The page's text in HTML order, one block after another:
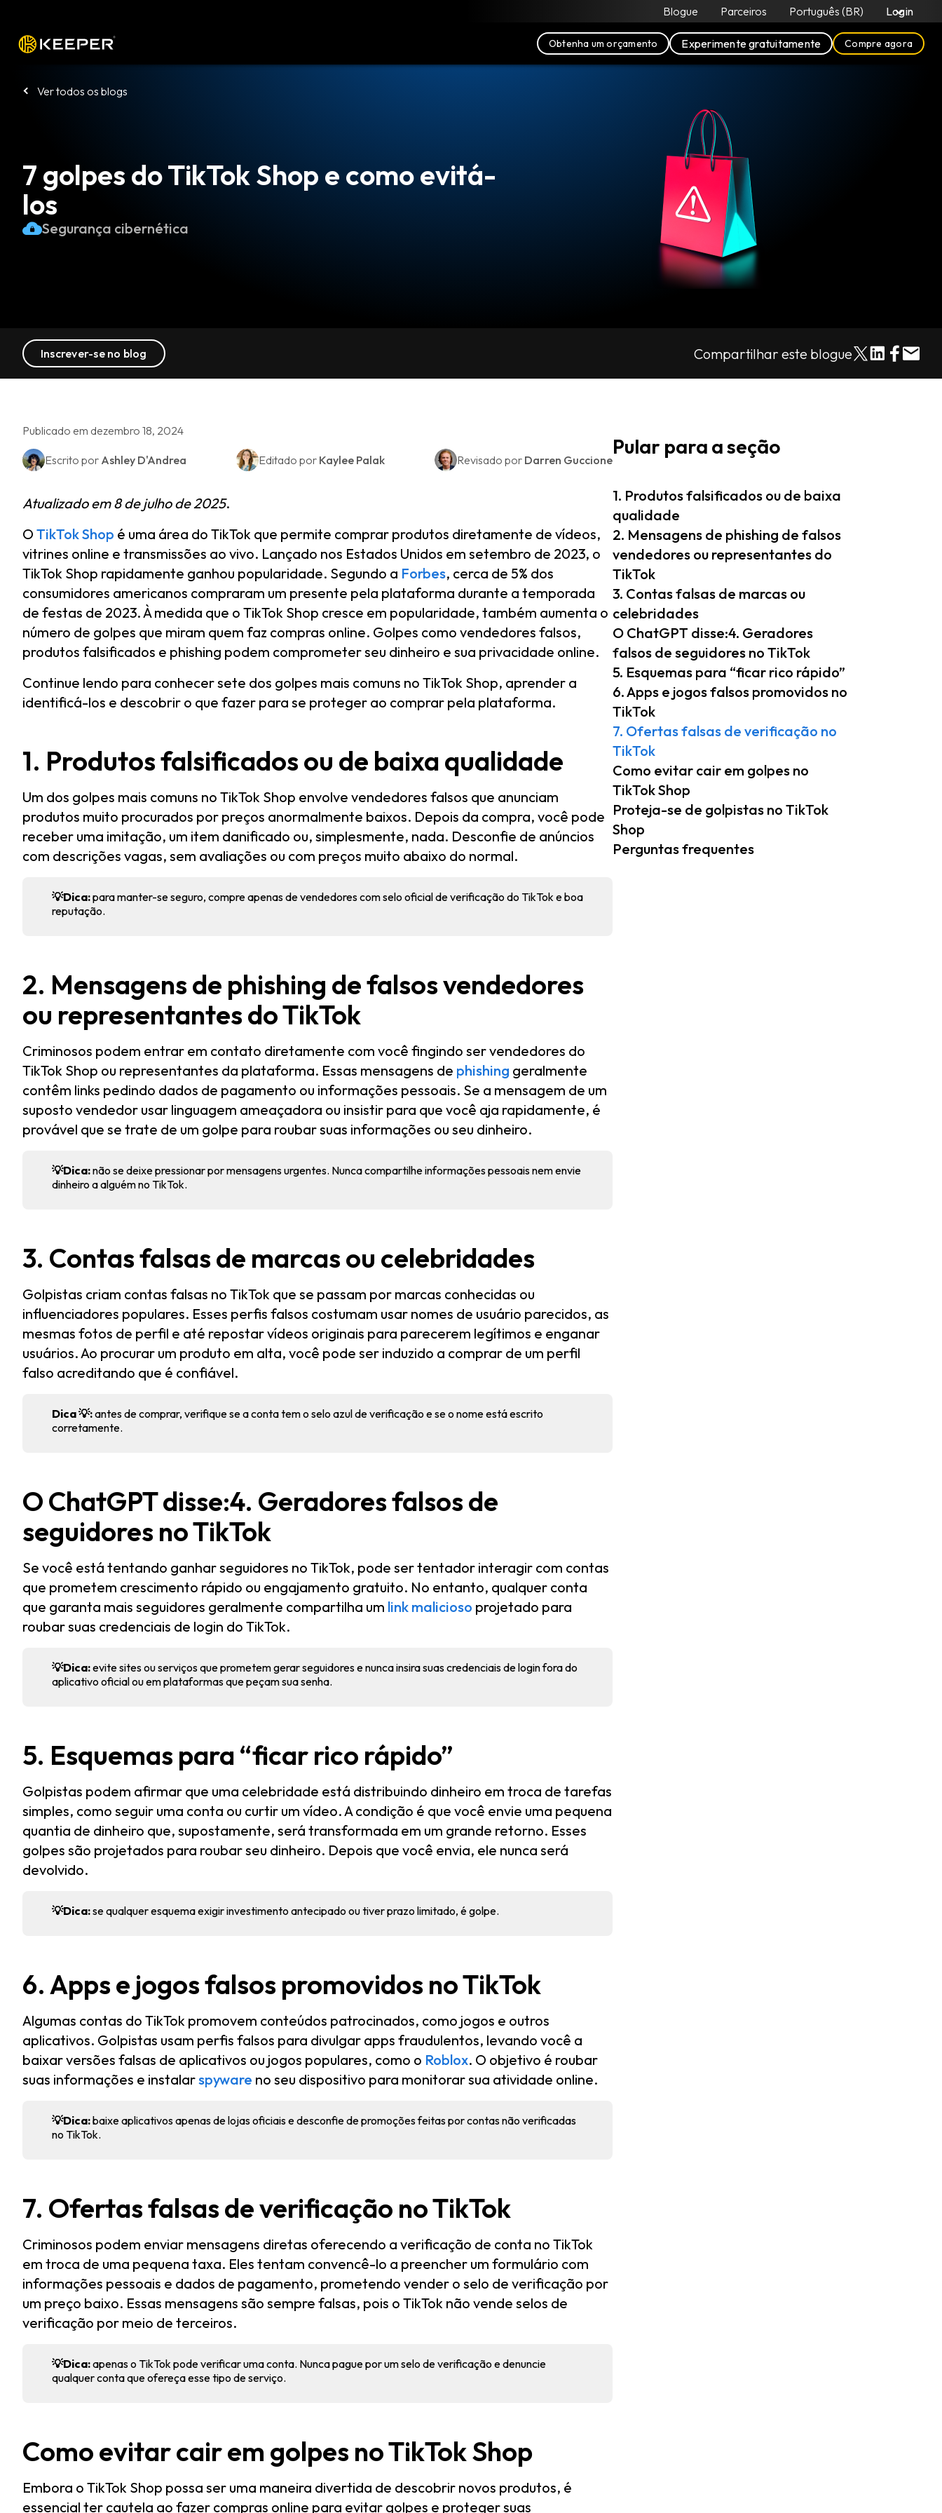
Blogue Parceiros Português (BR) Login
Obtenha um orçamento Experimente gratuitamente Compre agora
Ver todos os blogs
7 golpes do TikTok Shop e como evitá-
los
Segurança cibernética
Inscrever-se no blog Compartilhar este blogue
Publicado em dezembro 18, 2024
Escrito por Ashley D'Andrea Editado por Kaylee Palak Revisado por Darren Guccione
Atualizado em 8 de julho de 2025.
O TikTok Shop é uma área do TikTok que permite comprar produtos diretamente de vídeos,
vitrines online e transmissões ao vivo. Lançado nos Estados Unidos em setembro de 2023, o
TikTok Shop rapidamente ganhou popularidade. Segundo a Forbes, cerca de 5% dos
consumidores americanos compraram um presente pela plataforma durante a temporada
de festas de 2023. À medida que o TikTok Shop cresce em popularidade, também aumenta o
número de golpes que miram quem faz compras online. Golpes como vendedores falsos,
produtos falsificados e phishing podem comprometer seu dinheiro e sua privacidade online.
Continue lendo para conhecer sete dos golpes mais comuns no TikTok Shop, aprender a
identificá-los e descobrir o que fazer para se proteger ao comprar pela plataforma.
1. Produtos falsificados ou de baixa qualidade
Um dos golpes mais comuns no TikTok Shop envolve vendedores falsos que anunciam
produtos muito procurados por preços anormalmente baixos. Depois da compra, você pode
receber uma imitação, um item danificado ou, simplesmente, nada. Desconfie de anúncios
com descrições vagas, sem avaliações ou com preços muito abaixo do normal.
💡Dica:para manter-se seguro, compre apenas de vendedores com selo oficial de verificação do TikTok e boa
reputação.
2. Mensagens de phishing de falsos vendedores
ou representantes do TikTok
Criminosos podem entrar em contato diretamente com você fingindo ser vendedores do
TikTok Shop ou representantes da plataforma. Essas mensagens de phishing geralmente
contêm links pedindo dados de pagamento ou informações pessoais. Se a mensagem de um
suposto vendedor usar linguagem ameaçadora ou insistir para que você aja rapidamente, é
provável que se trate de um golpe para roubar suas informações ou seu dinheiro.
💡Dica:não se deixe pressionar por mensagens urgentes. Nunca compartilhe informações pessoais nem envie
dinheiro a alguém no TikTok.
3. Contas falsas de marcas ou celebridades
Golpistas criam contas falsas no TikTok que se passam por marcas conhecidas ou
influenciadores populares. Esses perfis falsos costumam usar nomes de usuário parecidos, as
mesmas fotos de perfil e até repostar vídeos originais para parecerem legítimos e enganar
usuários. Ao procurar um produto em alta, você pode ser induzido a comprar de um perfil
falso acreditando que é confiável.
Dica 💡:antes de comprar, verifique se a conta tem o selo azul de verificação e se o nome está escrito
corretamente.
O ChatGPT disse:4. Geradores falsos de
seguidores no TikTok
Se você está tentando ganhar seguidores no TikTok, pode ser tentador interagir com contas
que prometem crescimento rápido ou engajamento gratuito. No entanto, qualquer conta
que garanta mais seguidores geralmente compartilha um link malicioso projetado para
roubar suas credenciais de login do TikTok.
💡Dica:evite sites ou serviços que prometem gerar seguidores e nunca insira suas credenciais de login fora do
aplicativo oficial ou em plataformas que peçam sua senha.
5. Esquemas para “ficar rico rápido”
Golpistas podem afirmar que uma celebridade está distribuindo dinheiro em troca de tarefas
simples, como seguir uma conta ou curtir um vídeo. A condição é que você envie uma pequena
quantia de dinheiro que, supostamente, será transformada em um grande retorno. Esses
golpes são projetados para roubar seu dinheiro. Depois que você envia, ele nunca será
devolvido.
💡Dica:se qualquer esquema exigir investimento antecipado ou tiver prazo limitado, é golpe.
6. Apps e jogos falsos promovidos no TikTok
Algumas contas do TikTok promovem conteúdos patrocinados, como jogos e outros
aplicativos. Golpistas usam perfis falsos para divulgar apps fraudulentos, levando você a
baixar versões falsas de aplicativos ou jogos populares, como o Roblox. O objetivo é roubar
suas informações e instalarspyware no seu dispositivo para monitorar sua atividade online.
💡Dica:baixe aplicativos apenas de lojas oficiais e desconfie de promoções feitas por contas não verificadas
no TikTok.
7. Ofertas falsas de verificação no TikTok
Criminosos podem enviar mensagens diretas oferecendo a verificação de conta no TikTok
em troca de uma pequena taxa. Eles tentam convencê-lo a preencher um formulário com
informações pessoais e dados de pagamento, prometendo vender o selo de verificação por
um preço baixo. Essas mensagens são sempre falsas, pois o TikTok não vende selos de
verificação por meio de terceiros.
💡Dica:apenas o TikTok pode verificar uma conta. Nunca pague por um selo de verificação e denuncie
qualquer conta que ofereça esse tipo de serviço.
Como evitar cair em golpes no TikTok Shop
Embora o TikTok Shop possa ser uma maneira divertida de descobrir novos produtos, é
essencial ter cautela ao fazer compras online para evitar golpes e proteger suas
Pular para a seção
1. Produtos falsificados ou de baixa
qualidade
2. Mensagens de phishing de falsos
vendedores ou representantes do
TikTok
3. Contas falsas de marcas ou
celebridades
O ChatGPT disse:4. Geradores
falsos de seguidores no TikTok
5. Esquemas para “ficar rico rápido”
6. Apps e jogos falsos promovidos no
TikTok
7. Ofertas falsas de verificação no
TikTok
Como evitar cair em golpes no
TikTok Shop
Proteja-se de golpistas no TikTok
Shop
Perguntas frequentes